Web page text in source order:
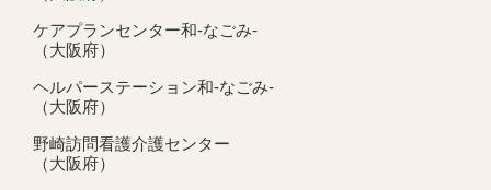
ケアプランセンター和-なごみ-
（大阪府）
ヘルパーステーション和-なごみ-
（大阪府）
野崎訪問看護介護センター
（大阪府）